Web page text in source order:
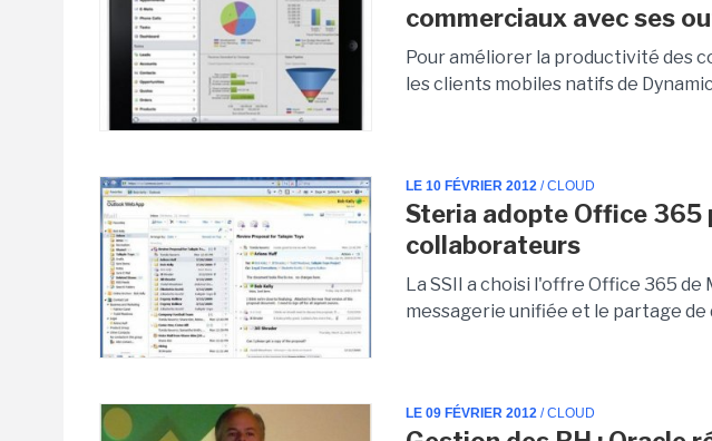
commerciaux avec ses
Pour améliorer la productivité des
les clients mobiles natifs de
LE 10 FÉVRIER 2012 / CLOUD
Steria adopte Office 365
collaborateurs
La SSII a choisi l'offre Office 365
messagerie unifiée et le partage de
LE 09 FÉVRIER 2012 / CLOUD